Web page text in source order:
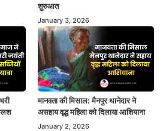
शुरुआत
January 3, 2026
मानवता की मिसाल: मैनपुर थानेदार ने
असहाय वृद्ध महिला को दिलाया आशियाना
January 2, 2026